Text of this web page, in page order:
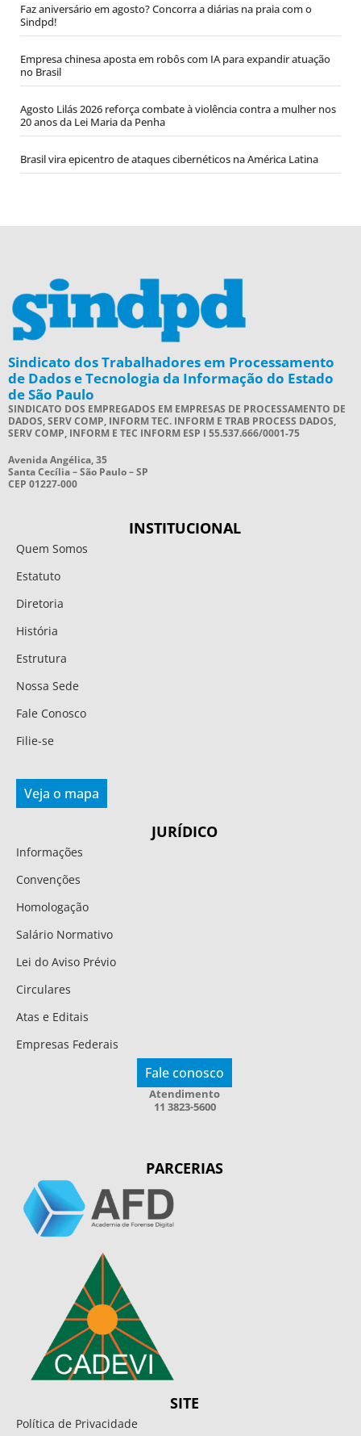
Faz aniversário em agosto? Concorra a diárias na praia com o
Sindpd!
Empresa chinesa aposta em robôs com IA para expandir atuação
no Brasil
Agosto Lilás 2026 reforça combate à violência contra a mulher nos
20 anos da Lei Maria da Penha
Brasil vira epicentro de ataques cibernéticos na América Latina
Sindicato dos Trabalhadores em Processamento
de Dados e Tecnologia da Informação do Estado
de São Paulo
SINDICATO DOS EMPREGADOS EM EMPRESAS DE PROCESSAMENTO DE
DADOS, SERV COMP, INFORM TEC. INFORM E TRAB PROCESS DADOS,
SERV COMP, INFORM E TEC INFORM ESP I 55.537.666/0001-75
Avenida Angélica, 35
Santa Cecília – São Paulo – SP
CEP 01227-000
INSTITUCIONAL
Quem Somos
Estatuto
Diretoria
História
Estrutura
Nossa Sede
Fale Conosco
Filie-se
Veja o mapa
JURÍDICO
Informações
Convenções
Homologação
Salário Normativo
Lei do Aviso Prévio
Circulares
Atas e Editais
Empresas Federais
Fale conosco
Atendimento
11 3823-5600
PARCERIAS
SITE
Política de Privacidade